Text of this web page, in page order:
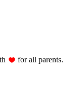
for all parents.